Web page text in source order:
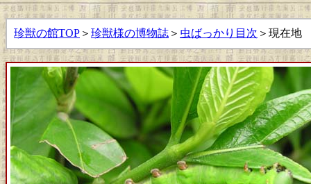
珍獣の館TOP ＞ 珍獣様の博物誌 ＞ 虫ばっかり目次 ＞現在地